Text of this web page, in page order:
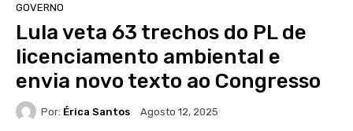
GOVERNO
Lula veta 63 trechos do PL de
licenciamento ambiental e
envia novo texto ao Congresso
Por: Érica Santos Agosto 12, 2025